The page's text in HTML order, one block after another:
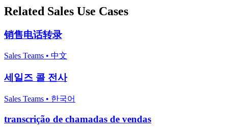
Related Sales Use Cases
销售电话转录
Sales Teams • 中文
세일즈 콜 전사
Sales Teams • 한국어
transcrição de chamadas de vendas